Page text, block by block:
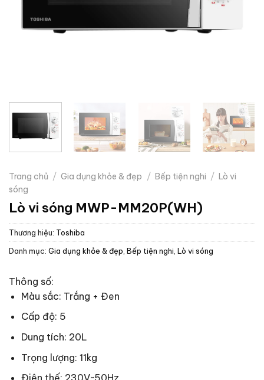
Trang chủ / Gia dụng khỏe & đẹp / Bếp tiện nghi / Lò vi
sóng
Lò vi sóng MWP-MM20P(WH)
Thương hiệu: Toshiba
Danh mục: Gia dụng khỏe & đẹp Bếp tiện nghi Lò vi sóng
Thông số:
Màu sắc: Trắng + Đen
Cấp độ: 5
Dung tích: 20L
Trọng lượng: 11kg